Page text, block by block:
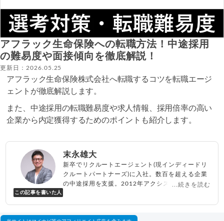
アフラック生命保険への転職方法！中途採用
の難易度や面接傾向を徹底解説！
更新日：2026.05.25
アフラック生命保険株式会社へ転職するコツを転職エージ
ェントが徹底解説します。
また、中途採用の転職難易度や求人情報、採用倍率の高い
企業から内定獲得するためのポイントも紹介します。
この記事を書いた人
末永雄大
新卒でリクルートエージェント(現インディードリ
クルートパートナーズ)に入社。数百を超える企業
の中途採用を支援。2012年アクシス(株)設立、代
...続きを読む